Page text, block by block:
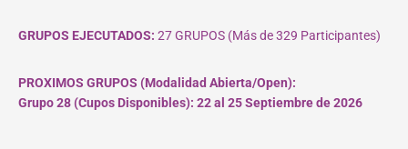
GRUPOS EJECUTADOS: 27 GRUPOS (Más de 329 Participantes)
PROXIMOS GRUPOS (Modalidad Abierta/Open):
Grupo 28 (Cupos Disponibles): 22 al 25 Septiembre de 2026